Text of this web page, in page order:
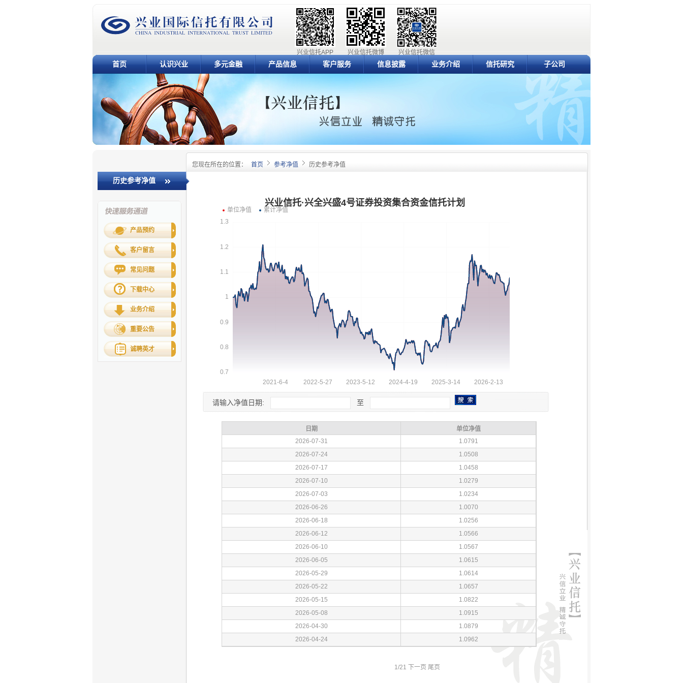
兴业信托微信
兴业信托微博
兴业信托APP
首页 认识兴业 多元金融 产品信息 客户服务 信息披露 业务介绍 信托研究 子公司
您现在所在的位置： 首页 参考净值 历史参考净值
历史参考净值
产品预约
客户留言
常见问题
下载中心
业务介绍
重要公告
诚聘英才
请输入净值日期: 至